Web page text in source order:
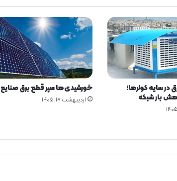
ی
ش
ا
خ
ص‌
ه
ا
ی
ح
و
ر
در سایه کولرها؛
بار شبکه
خورشیدی‌ها سپر قطع برق صنایع
اردیبهشت ۱۸, ۱۴۰۵